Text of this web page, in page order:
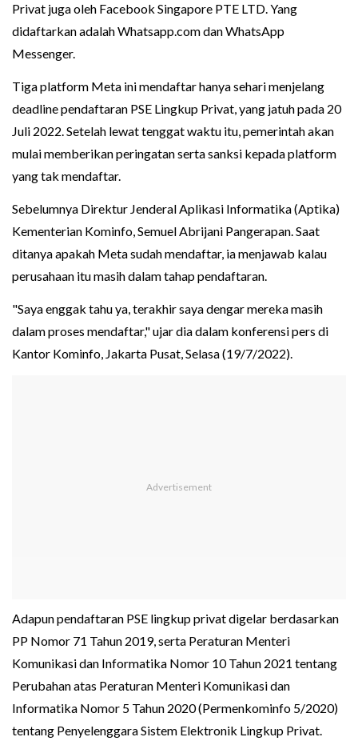
Privat juga oleh Facebook Singapore PTE LTD. Yang
didaftarkan adalah Whatsapp.com dan WhatsApp
Messenger.
Tiga platform Meta ini mendaftar hanya sehari menjelang
deadline pendaftaran PSE Lingkup Privat, yang jatuh pada 20
Juli 2022. Setelah lewat tenggat waktu itu, pemerintah akan
mulai memberikan peringatan serta sanksi kepada platform
yang tak mendaftar.
Sebelumnya Direktur Jenderal Aplikasi Informatika (Aptika)
Kementerian Kominfo, Semuel Abrijani Pangerapan. Saat
ditanya apakah Meta sudah mendaftar, ia menjawab kalau
perusahaan itu masih dalam tahap pendaftaran.
"Saya enggak tahu ya, terakhir saya dengar mereka masih
dalam proses mendaftar," ujar dia dalam konferensi pers di
Kantor Kominfo, Jakarta Pusat, Selasa (19/7/2022).
Adapun pendaftaran PSE lingkup privat digelar berdasarkan
PP Nomor 71 Tahun 2019, serta Peraturan Menteri
Komunikasi dan Informatika Nomor 10 Tahun 2021 tentang
Perubahan atas Peraturan Menteri Komunikasi dan
Informatika Nomor 5 Tahun 2020 (Permenkominfo 5/2020)
tentang Penyelenggara Sistem Elektronik Lingkup Privat.